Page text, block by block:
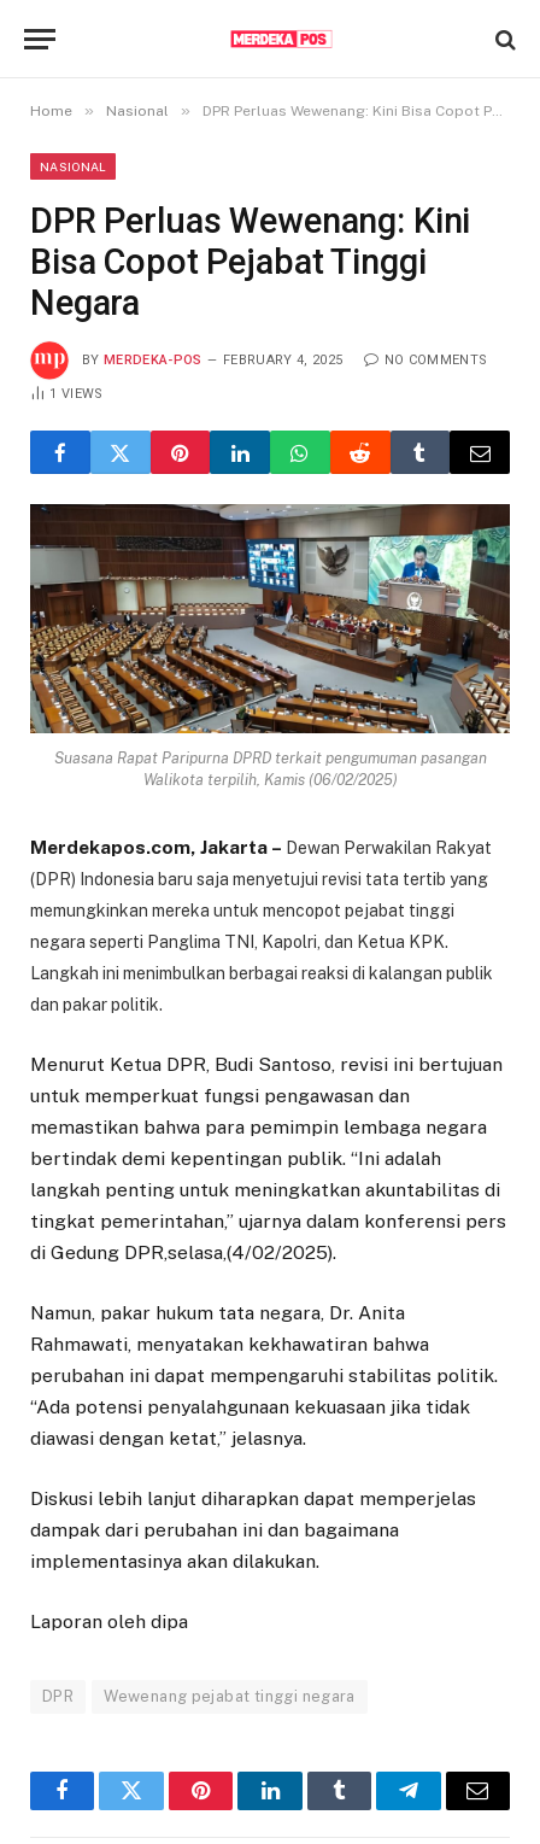
Home » Nasional » DPR Perluas Wewenang: Kini Bisa Copot Pejabat Tinggi Negara
NASIONAL
DPR Perluas Wewenang: Kini
Bisa Copot Pejabat Tinggi
Negara
BY MERDEKA-POS FEBRUARY 4, 2025 NO COMMENTS
1VIEWS
Suasana Rapat Paripurna DPRD terkait pengumuman pasangan
Walikota terpilih, Kamis (06/02/2025)
Merdekapos.com, Jakarta – Dewan Perwakilan Rakyat
(DPR) Indonesia baru saja menyetujui revisi tata tertib yang
memungkinkan mereka untuk mencopot pejabat tinggi
negara seperti Panglima TNI, Kapolri, dan Ketua KPK.
Langkah ini menimbulkan berbagai reaksi di kalangan publik
dan pakar politik.
Menurut Ketua DPR, Budi Santoso, revisi ini bertujuan
untuk memperkuat fungsi pengawasan dan
memastikan bahwa para pemimpin lembaga negara
bertindak demi kepentingan publik. “Ini adalah
langkah penting untuk meningkatkan akuntabilitas di
tingkat pemerintahan,” ujarnya dalam konferensi pers
di Gedung DPR,selasa,(4/02/2025).
Namun, pakar hukum tata negara, Dr. Anita
Rahmawati, menyatakan kekhawatiran bahwa
perubahan ini dapat mempengaruhi stabilitas politik.
“Ada potensi penyalahgunaan kekuasaan jika tidak
diawasi dengan ketat,” jelasnya.
Diskusi lebih lanjut diharapkan dapat memperjelas
dampak dari perubahan ini dan bagaimana
implementasinya akan dilakukan.
Laporan oleh dipa
DPR Wewenang pejabat tinggi negara
FacebookTwitter PinterestLinkedInTumblr TelegramEmail